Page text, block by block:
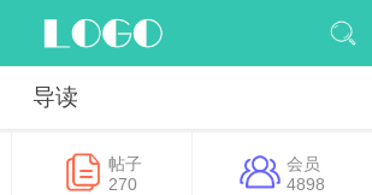
导读
帖子
270
会员
4898